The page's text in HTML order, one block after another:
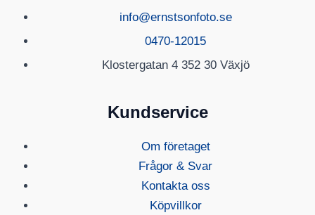
info@ernstsonfoto.se
0470-12015
Klostergatan 4 352 30 Växjö
Kundservice
Om företaget
Frågor & Svar
Kontakta oss
Köpvillkor